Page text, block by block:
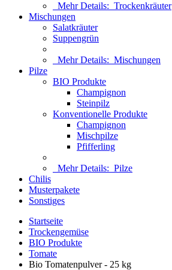
Mehr Details: Trockenkräuter
Mischungen
Salatkräuter
Suppengrün
Mehr Details: Mischungen
Pilze
BIO Produkte
Champignon
Steinpilz
Konventionelle Produkte
Champignon
Mischpilze
Pfifferling
Mehr Details: Pilze
Chilis
Musterpakete
Sonstiges
Startseite
Trockengemüse
BIO Produkte
Tomate
Bio Tomatenpulver - 25 kg